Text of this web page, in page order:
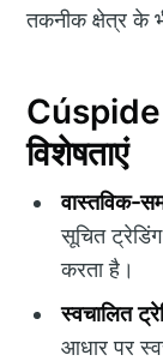
तकनीक क्षेत्र के
विशेषताएं
वास्तविक-
सूचित
करता है।
स्वचालित
आधार पर